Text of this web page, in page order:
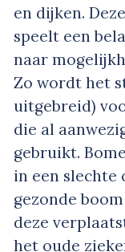
en dijken.
speelt een
naar
Zo wordt het
uitgebreid)
die al
gebruikt.
in een slechte
gezonde
deze
het oude